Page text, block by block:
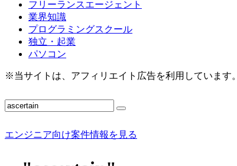
フリーランスエージェント
業界知識
プログラミングスクール
独立・起業
パソコン
※当サイトは、アフィリエイト広告を利用しています。
エンジニア向け案件情報を見る